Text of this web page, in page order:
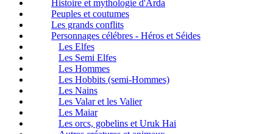
Histoire et mythologie d'Arda
Peuples et coutumes
Les grands conflits
Personnages célébres - Héros et Séides
Les Elfes
Les Semi Elfes
Les Hommes
Les Hobbits (semi-Hommes)
Les Nains
Les Valar et les Valier
Les Maiar
Les orcs, gobelins et Uruk Hai